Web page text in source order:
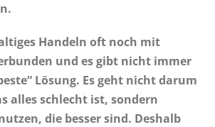
Handeln oft noch mit
und es gibt nicht immer
Lösung. Es geht nicht darum
alles schlecht ist, sondern
die besser sind. Deshalb